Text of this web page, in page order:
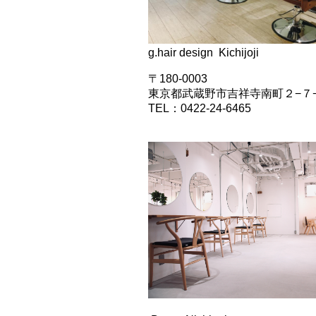
g.hair design Kichijoji
〒180-0003
東京都武蔵野市吉祥寺南町２−７
TEL：0422-24-6465